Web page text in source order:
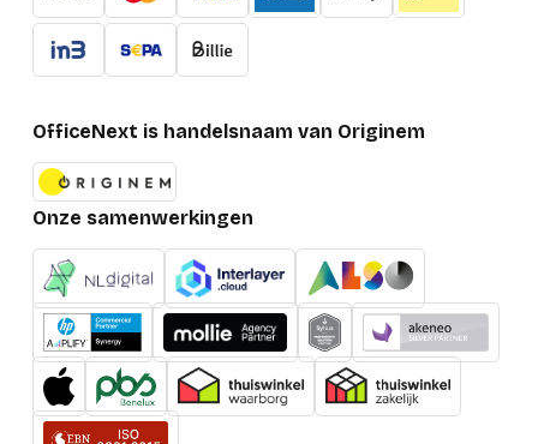
OfficeNext is handelsnaam van Originem
Onze samenwerkingen